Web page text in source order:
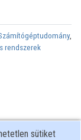
,
rendszerek
sütiket